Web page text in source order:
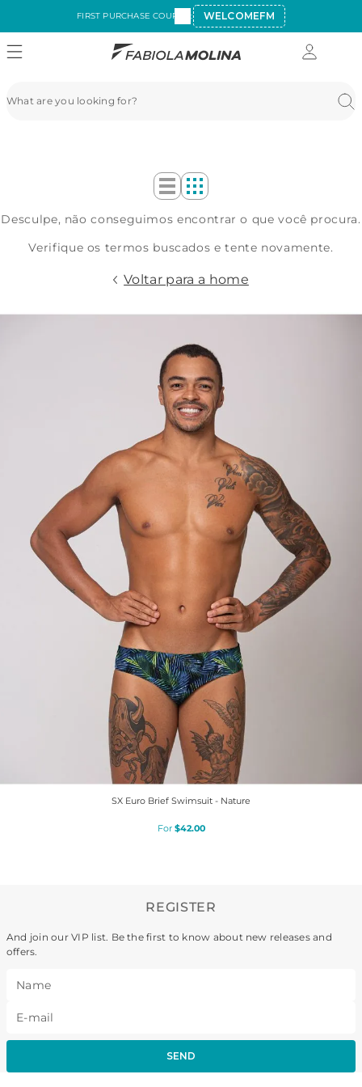
FIRST PURCHASE COUPON: WELCOMEFM
Desculpe, não conseguimos encontrar o que você procura.
Verifique os termos buscados e tente novamente.
Voltar para a home
SX Euro Brief Swimsuit - Nature
$42.00
REGISTER
And join our VIP list. Be the first to know about new releases and
offers.
SEND